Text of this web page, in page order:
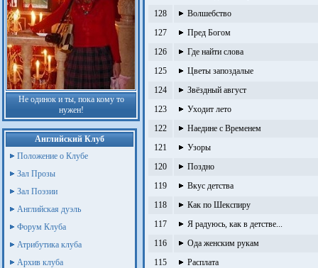
Не одинок и ты, пока кому то
нужен!
Английский Клуб
Положение о Клубе
Зал Прозы
Зал Поэзии
Английская дуэль
Форум Клуба
Атрибутика клуба
Архив клуба
128
Волшебство
127
Пред Богом
126
Где найти слова
125
Цветы запоздалые
124
Звёздный август
123
Уходит лето
122
Наедине с Временем
121
Узоры
120
Поздно
119
Вкус детства
118
Как по Шекспиру
117
Я радуюсь, как в детстве...
116
Ода женским рукам
115
Расплата